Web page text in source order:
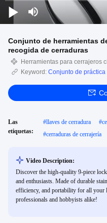
Conjunto de herramientas
recogida de cerraduras
Herramientas para cerrajeros
Keyword: Conjunto de
Las
etiquetas:
#llaves de cerradura #
#cerraduras de cerrajería
Video Description:
Discover the high-quality 9-piece
and enthusiasts. Made of durable
efficiency, and portability for all your
professionals and hobbyists alike!